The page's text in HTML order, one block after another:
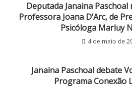
Deputada Janaina
Professora Joana D’Arc, de
Psicóloga Marluy
4 de maio de
Janaina Paschoal debate
Programa Conexão